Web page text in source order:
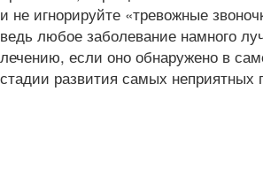
и не игнорируйте «тревожные
ведь любое заболевание намного
лечению, если оно обнаружено в
стадии развития самых неприятных